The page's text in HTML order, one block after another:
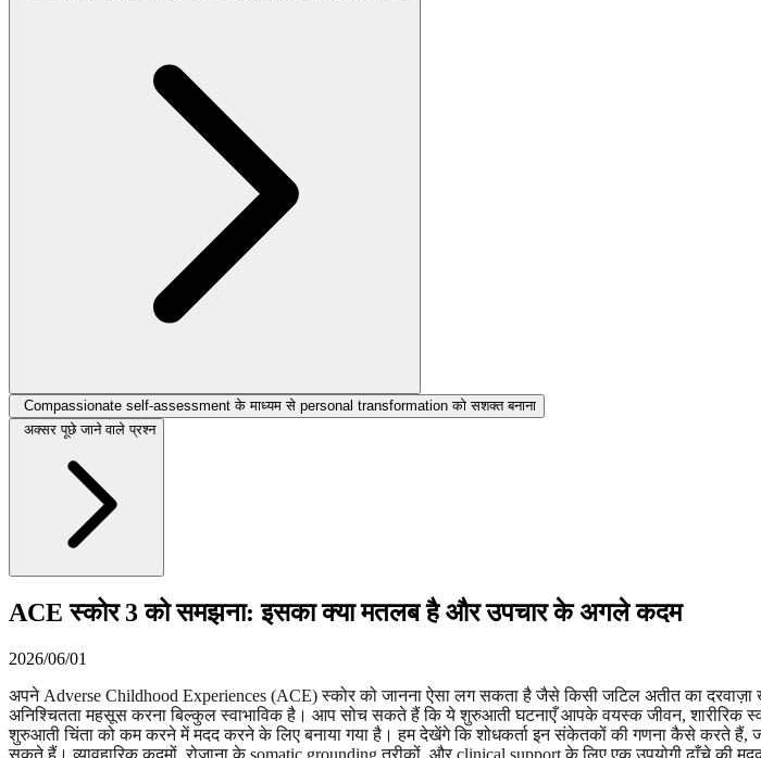
Compassionate self-assessment के माध्यम से personal transformation को सशक्त बनाना
अक्सर पूछे जाने वाले प्रश्न
ACE स्कोर 3 को समझना: इसका क्या मतलब है और उपचार के अगले कदम
2026/06/01
अपने Adverse Childhood Experiences (ACE) स्कोर को जानना ऐसा लग सकता है जैसे किसी जटिल अतीत का
अनिश्चितता महसूस करना बिल्कुल स्वाभाविक है। आप सोच सकते हैं कि ये शुरुआती घटनाएँ आपके वयस्क जीवन, शारीरिक
शुरुआती चिंता को कम करने में मदद करने के लिए बनाया गया है। हम देखेंगे कि शोधकर्ता इन संकेतकों की गणना कैसे करते
सकते हैं। व्यावहारिक कदमों, रोज़ाना के somatic grounding तरीकों, और clinical support के लिए एक उपयोगी ढाँचे